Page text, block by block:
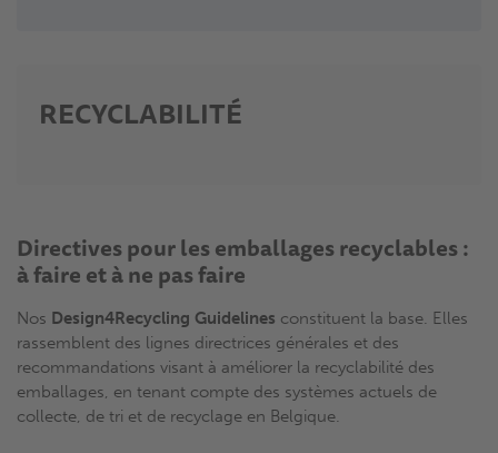
RECYCLABILITÉ
Directives pour les emballages recyclables :
à faire et à ne pas faire
Nos Design4Recycling Guidelines constituent la base. Elles
rassemblent des lignes directrices générales et des
recommandations visant à améliorer la recyclabilité des
emballages, en tenant compte des systèmes actuels de
collecte, de tri et de recyclage en Belgique.